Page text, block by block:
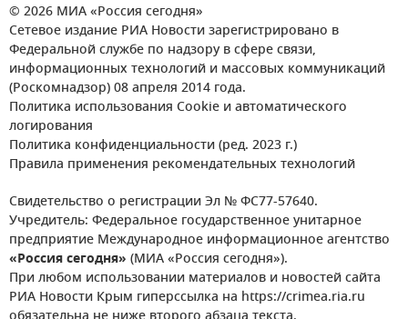
© 2026 МИА «Россия сегодня»
Сетевое издание РИА Новости зарегистрировано в
Федеральной службе по надзору в сфере связи,
информационных технологий и массовых коммуникаций
(Роскомнадзор) 08 апреля 2014 года.
Политика использования Cookie и автоматического
логирования
Политика конфиденциальности (ред. 2023 г.)
Правила применения рекомендательных технологий
Свидетельство о регистрации Эл № ФС77-57640.
Учредитель: Федеральное государственное унитарное
предприятие Международное информационное агентство
«Россия сегодня» (МИА «Россия сегодня»).
При любом использовании материалов и новостей сайта
РИА Новости Крым гиперссылка на https://crimea.ria.ru